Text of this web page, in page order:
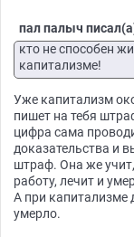
пал палыч
кто не способен
капитализме!
Уже капитализм
пишет на тебя
цифра сама
доказательства и
штраф. Она же
работу, лечит и
А при капитализме
умерло.